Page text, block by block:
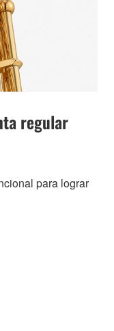
regular
para lograr